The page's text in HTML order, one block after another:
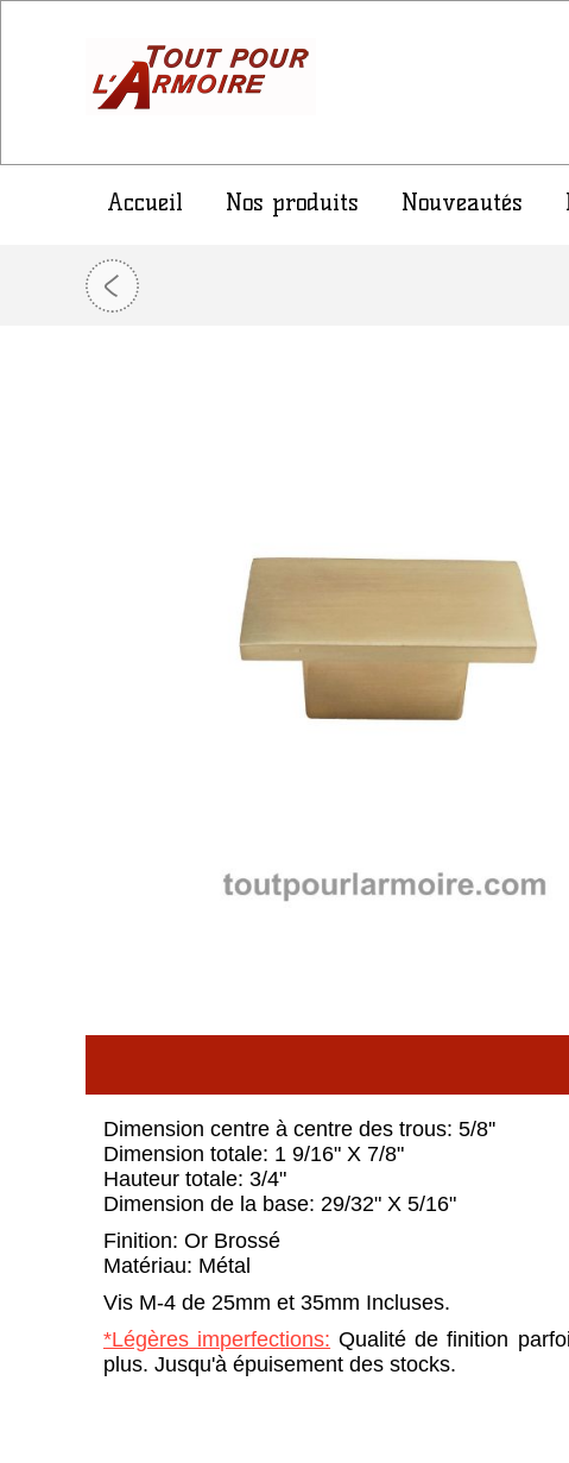
Accueil Nos produits Nouveautés
Dimension centre à centre des trous: 5/8''
Dimension totale: 1 9/16" X 7/8"
Hauteur totale: 3/4"
Dimension de la base: 29/32" X 5/16"
Finition: Or Brossé
Matériau: Métal
Vis M-4 de 25mm et 35mm Incluses.
*Légères imperfections: Qualité de finition
plus. Jusqu'à épuisement des stocks.